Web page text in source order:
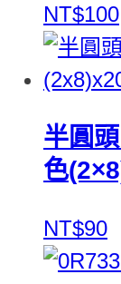
NT$100
半圓
色
NT$90